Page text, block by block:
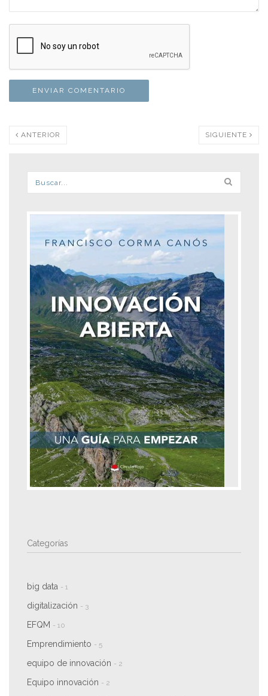
ANTERIOR SIGUIENTE
Formulario de búsqueda
Categorías
big data - 1
digitalización - 3
EFQM - 10
Emprendimiento - 5
equipo de innovación - 2
Equipo innovación - 2